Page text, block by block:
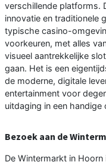
verschillende platforms.
innovatie en traditionele
typische casino-
voorkeuren, met alles
visueel aantrekkelijke
gaan. Het is een
de moderne, digitale
entertainment voor
uitdaging in een handige
Bezoek aan de
De Wintermarkt in